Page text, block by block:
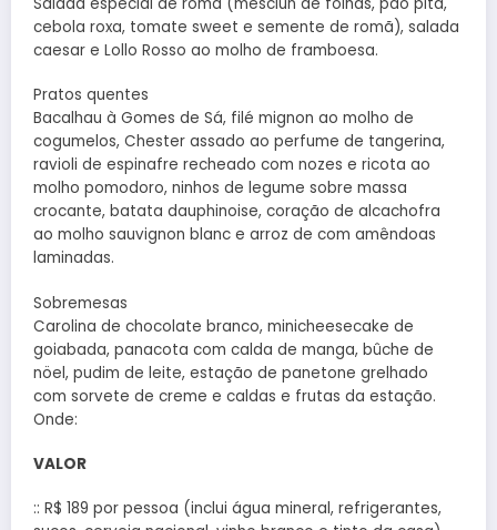
cebola roxa, tomate sweet e semente de romã), salada
caesar e Lollo Rosso ao molho de framboesa.
Pratos quentes
Bacalhau à Gomes de Sá, filé mignon ao molho de
cogumelos, Chester assado ao perfume de tangerina,
ravioli de espinafre recheado com nozes e ricota ao
molho pomodoro, ninhos de legume sobre massa
crocante, batata dauphinoise, coração de alcachofra
ao molho sauvignon blanc e arroz de com amêndoas
laminadas.
Sobremesas
Carolina de chocolate branco, minicheesecake de
goiabada, panacota com calda de manga, bûche de
nöel, pudim de leite, estação de panetone grelhado
com sorvete de creme e caldas e frutas da estação.
Onde:
VALOR
:: R$ 189 por pessoa (inclui água mineral, refrigerantes,